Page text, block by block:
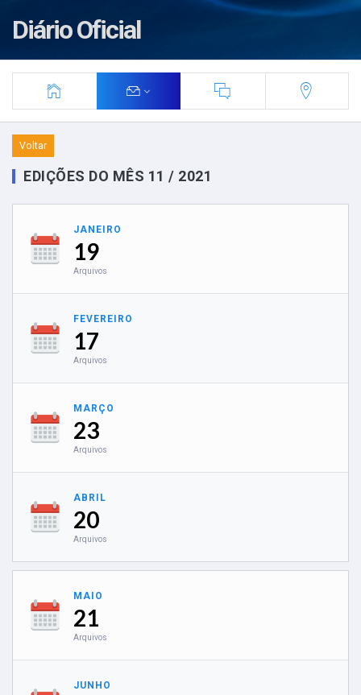
Diário Oficial
Voltar
EDIÇÕES DO MÊS 11 / 2021
JANEIRO
19
Arquivos
FEVEREIRO
17
Arquivos
MARÇO
23
Arquivos
ABRIL
20
Arquivos
MAIO
21
Arquivos
JUNHO